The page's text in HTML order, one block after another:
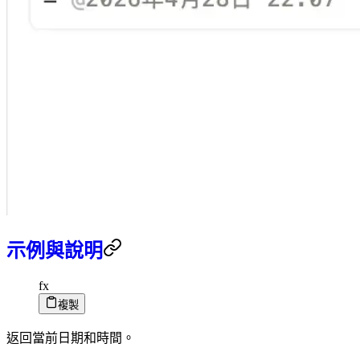
示例與說明
fx
複製
返回當前日期和時間。